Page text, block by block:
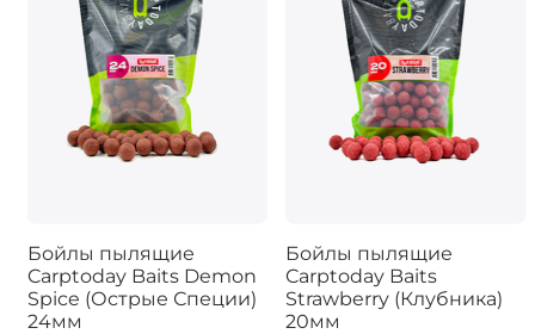
Бойлы пылящие
Carptoday Baits Demon
Spice (Острые Специи)
24мм
Бойлы пылящие
Carptoday Baits
Strawberry (Клубника)
20мм